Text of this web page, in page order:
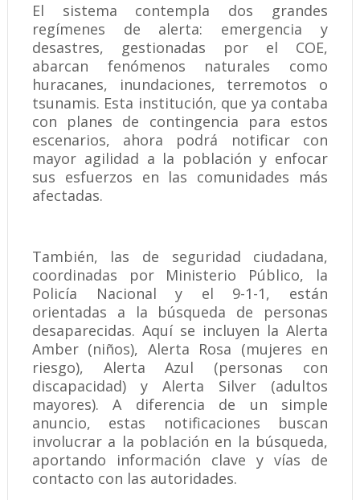
El sistema contempla dos grandes
regímenes de alerta: emergencia y
desastres, gestionadas por el COE,
abarcan fenómenos naturales como
huracanes, inundaciones, terremotos o
tsunamis. Esta institución, que ya contaba
con planes de contingencia para estos
escenarios, ahora podrá notificar con
mayor agilidad a la población y enfocar
sus esfuerzos en las comunidades más
afectadas.
También, las de seguridad ciudadana,
coordinadas por Ministerio Público, la
Policía Nacional y el 9-1-1, están
orientadas a la búsqueda de personas
desaparecidas. Aquí se incluyen la Alerta
Amber (niños), Alerta Rosa (mujeres en
riesgo), Alerta Azul (personas con
discapacidad) y Alerta Silver (adultos
mayores). A diferencia de un simple
anuncio, estas notificaciones buscan
involucrar a la población en la búsqueda,
aportando información clave y vías de
contacto con las autoridades.